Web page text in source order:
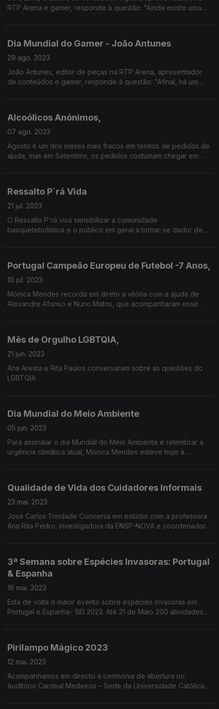
RTP Arena e gamer, responde à questão: "Ainda existe uma
Dia Mundial do Gamer - João Antunes
29 ago. 2023
João Antunes, editor de peças na RTP Arena, apresentador
de conteúdos e gamer, responde à questão: "Afinal, há um
Alcoólicos Anónimos,
07 ago. 2023
Agosto é um dos meses mais fracos em termos de pedidos de
ajuda, mas em Setembro, os pedidos costumam chegar em
Ressalto P´rá Vida
21 jul. 2023
O Ressalto P'rá visa sensibilizar a comunidade
basquetebolística e o público em geral a tornar-se dador de
Portugal Campeão Europeu de Futebol -7 Anos,
10 jul. 2023
Mónica Mendes recorda em direto a vitória com a ajuda de
Alexandre Afonso e Nuno Matos, que acompanharam esse
Mês de Orgulho LGBTQIA,
21 jun. 2023
Ana Aresta e Rita Paulos conversaram sobre as questões do
LGBTQIA
Dia Mundial do Meio Ambiente
05 jun. 2023
Para assinalar o dia Mundial do Meio Ambiente e relembrar a
urgência climática atual, Mónica Mendes esteve hoje à
Qualidade de Vida dos Cuidadores Informais
23 mai. 2023
José Carlos Trindade Conversa em estúdio com a professora
Ana Rita Pedro, investigadora da ENSP-NOVA e coordenadora
3ª Semana sobre Espécies Invasoras: Portugal
& Espanha
16 mai. 2023
Está de volta o maior evento sobre espécies invasoras em
Portugal e Espanha- SEI 2023. Até 21 de Maio 200 atividades
Pirilampo Mágico 2023
12 mai. 2023
Acompanhamos em directo a cerimónia de abertura no
Auditório Cardeal Medeiros – Sede da Universidade Católica